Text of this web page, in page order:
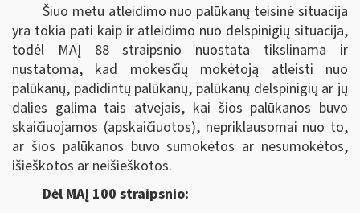
Šiuo metu atleidimo nuo palūkanų teisinė situacija
yra tokia pati kaip ir atleidimo nuo delspinigių situacija,
todėl MAĮ 88 straipsnio nuostata tikslinama ir
nustatoma, kad mokesčių mokėtoją atleisti nuo
palūkanų, padidintų palūkanų, palūkanų delspinigių ar jų
dalies galima tais atvejais, kai šios palūkanos buvo
skaičiuojamos (apskaičiuotos), nepriklausomai nuo to,
ar šios palūkanos buvo sumokėtos ar nesumokėtos,
išieškotos ar neišieškotos.
Dėl MAĮ 100 straipsnio: